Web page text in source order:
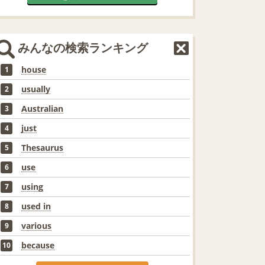
みんなの検索ランキング
1 house
2 usually
3 Australian
4 just
5 Thesaurus
6 use
7 using
8 used in
9 various
10 because